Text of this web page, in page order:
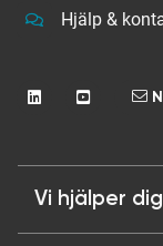
Hjälp &
Vi hjälper dig